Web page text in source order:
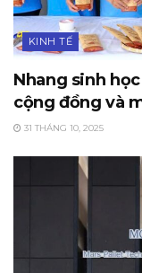
KINH TẾ
Nhang sinh
cộng đồng và
31 THÁNG 10, 2025